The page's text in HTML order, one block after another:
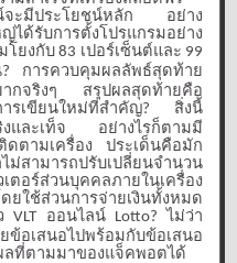
ะมีประโยชน์หลัก
อย่าง
ได้รับการตั้งโปรแกรมอย่าง
โยงกับ83 เปอร์เซ็นต์และ 99
? การควบคุมผลลัพธ์สุดท้าย
กจริงๆ
สรุปผลสุดท้ายคือ
รเขียนใหม่ที่สำคัญ? สิ่งนี้
และเท็จ
อย่างไรก็ตามมี
ตามเครื่อง
ประเด็นคือมัก
ม่สามารถปรับเปลี่ยนจำนวน
ตอร์ส่วนบุคคลภายในเครื่อง
ยใช้ส่วนการจ่ายเงินทั้งหมด
VLT ออนไลน์Lotto? ไม่ว่า
อเสนอไปพร้อมกับข้อเสนอ
ลที่ตามมาของแจ็คพอตได้